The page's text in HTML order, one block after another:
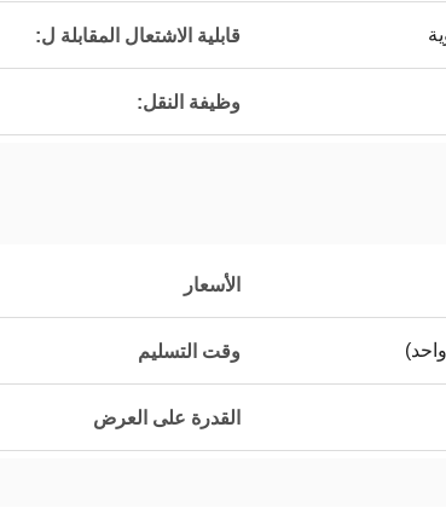
قابلية الاشتعال المقابلة ل:
وظيفة النقل:
الأسعار
وقت التسليم
القدرة على العرض